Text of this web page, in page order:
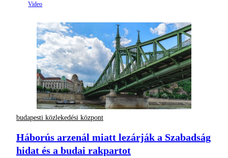
budapesti közlekedési központ
Háborús arzenál miatt lezárják a Szabadság
hidat és a budai rakpartot